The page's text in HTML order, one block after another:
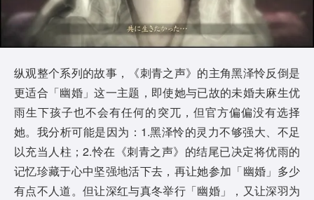
纵观整个系列的故事，《刺青之声》的主角黑泽怜反倒是
更适合「幽婚」这一主题，即使她与已故的未婚夫麻生优
雨生下孩子也不会有任何的突兀，但官方偏偏没有选择
她。我分析可能是因为：1.黑泽怜的灵力不够强大、不足
以充当人柱；2.怜在《刺青之声》的结尾已决定将优雨的
记忆珍藏于心中坚强地活下去，再让她参加「幽婚」多少
有点不人道。但让深红与真冬举行「幽婚」，又让深羽为